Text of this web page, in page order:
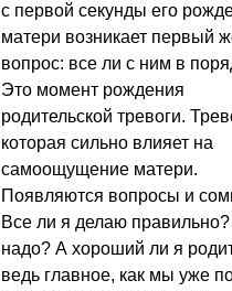
с первой секунды его
матери возникает первый
вопрос: все ли с ним в
Это момент рождения
родительской тревоги.
которая сильно влияет на
самоощущение матери.
Появляются вопросы и
Все ли я делаю правильно?
надо? А хороший ли я
ведь главное, как мы уже